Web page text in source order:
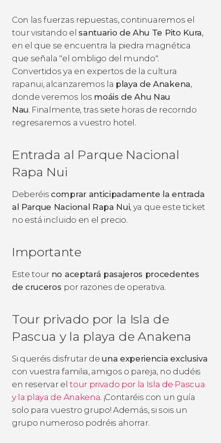
Con las fuerzas repuestas, continuaremos el
tour visitando el santuario de Ahu Te Pito Kura,
en el que se encuentra la piedra magnética
que señala "el ombligo del mundo".
Convertidos ya en expertos de la cultura
rapanui, alcanzaremos la playa de Anakena,
donde veremos los moáis de Ahu Nau
Nau. Finalmente, tras siete horas de recorrido
regresaremos a vuestro hotel.
Entrada al Parque Nacional
Rapa Nui
Deberéis comprar anticipadamente la entrada
al Parque Nacional Rapa Nui, ya que este ticket
no está incluido en el precio.
Importante
Este tour no aceptará pasajeros procedentes
de cruceros por razones de operativa.
Tour privado por la Isla de
Pascua y la playa de Anakena
Si queréis disfrutar de una experiencia exclusiva
con vuestra familia, amigos o pareja, no dudéis
en reservar eltour privado por la Isla de Pascua
y la playa de Anakena. ¡Contaréis con un guía
solo para vuestro grupo! Además, si sois un
grupo numeroso podréis ahorrar.